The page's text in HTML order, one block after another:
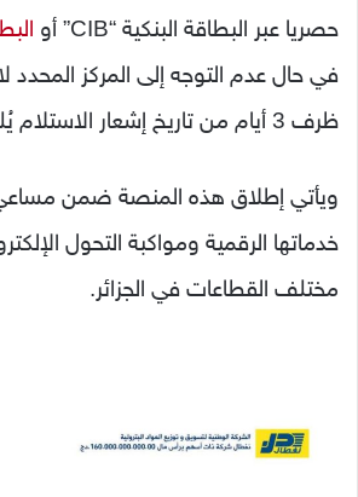
حصريا عبر البطاقة البنكية “CIB” أو
في حال عدم التوجه إلى المركز المحدد
ظرف 3 أيام من تاريخ إشعار الاستلام يُلغى الحجز تلقائيا
ويأتي إطلاق هذه المنصة ضمن
خدماتها الرقمية ومواكبة التحول
مختلف القطاعات في الجزائر.